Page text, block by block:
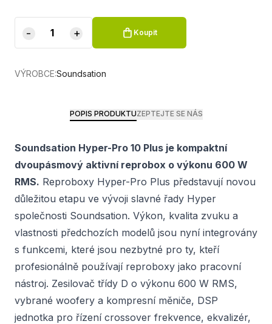
- + Koupit
VÝROBCE:Soundsation
POPIS PRODUKTUZEPTEJTE SE NÁS
Soundsation Hyper-Pro 10 Plus je kompaktní
dvoupásmový aktivní reprobox o výkonu 600 W
RMS. Reproboxy Hyper-Pro Plus představují novou
důležitou etapu ve vývoji slavné řady Hyper
společnosti Soundsation. Výkon, kvalita zvuku a
vlastnosti předchozích modelů jsou nyní integrovány
s funkcemi, které jsou nezbytné pro ty, kteří
profesionálně používají reproboxy jako pracovní
nástroj. Zesilovač třídy D o výkonu 600 W RMS,
vybrané woofery a kompresní měniče, DSP
jednotka pro řízení crossover frekvence, ekvalizér,